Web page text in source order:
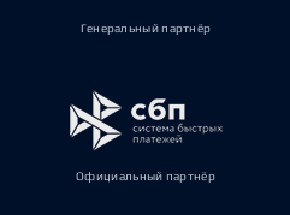
Генеральный партнёр
Официальный партнёр